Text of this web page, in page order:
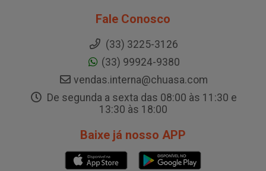
Fale Conosco
(33) 3225-3126
(33) 99924-9380
vendas.interna@chuasa.com
De segunda a sexta das 08:00 às 11:30 e
13:30 às 18:00
Baixe já nosso APP